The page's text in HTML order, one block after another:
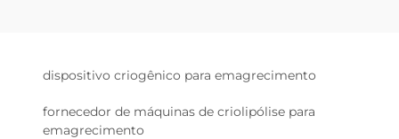
dispositivo criogênico para emagrecimento
fornecedor de máquinas de criolipólise para
emagrecimento